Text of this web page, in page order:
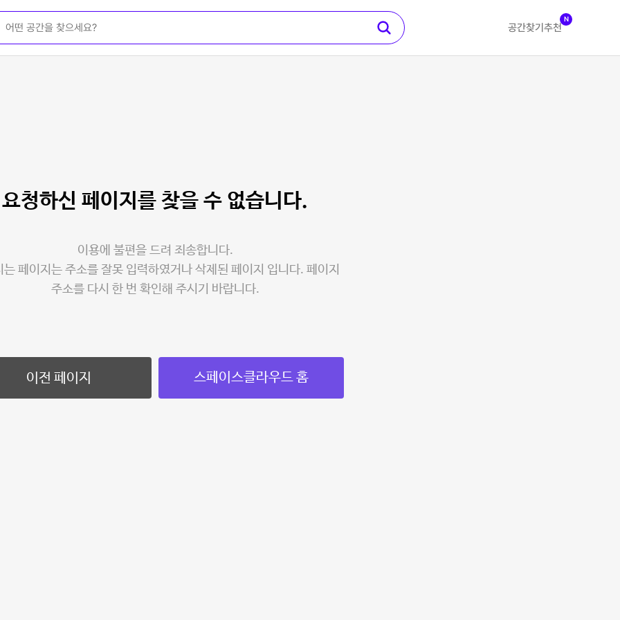
공간찾기 추천
N
요청하신 페이지를 찾을 수 없습니다.
이용에 불편을 드려 죄송합니다.
는 페이지는 주소를 잘못 입력하였거나 삭제된 페이지 입니다. 페이지
주소를 다시 한 번 확인해 주시기 바랍니다.
이전 페이지 스페이스클라우드 홈